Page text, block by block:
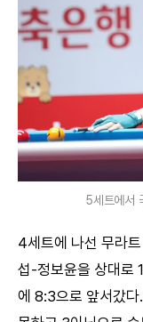
5세트에서
4세트에 나선 무라
섭-정보윤을 상대로
에 8:3으로 앞서갔다